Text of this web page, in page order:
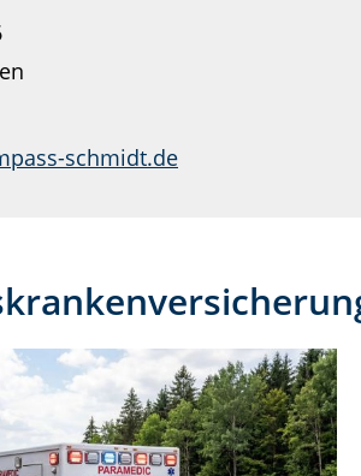
schmidt.de